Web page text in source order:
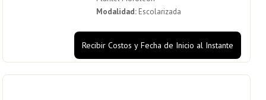
Modalidad:Escolarizada
Recibir Costos y Fecha de Inicio al Instante